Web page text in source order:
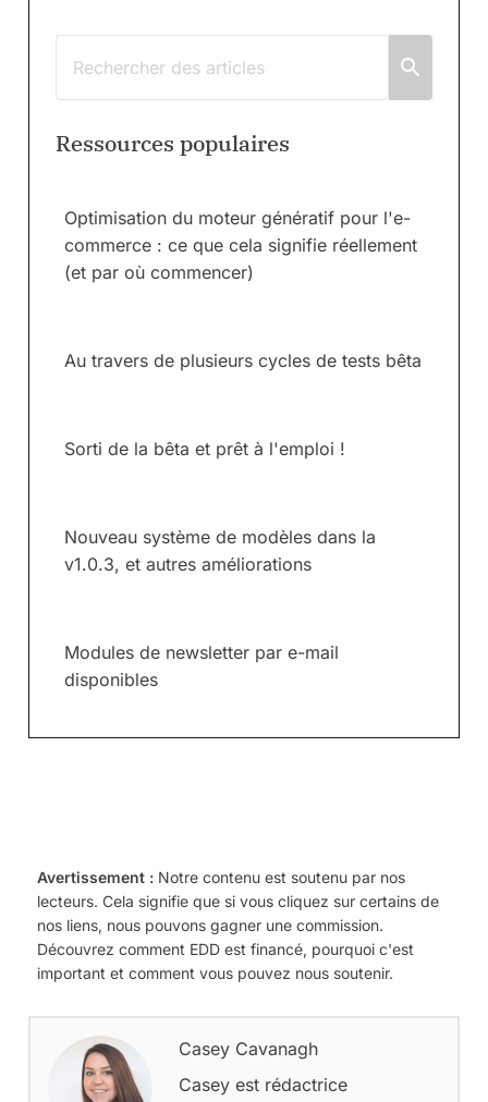
Ressources populaires
Optimisation du moteur génératif pour l'e-
commerce : ce que cela signifie réellement
(et par où commencer)
Au travers de plusieurs cycles de tests bêta
Sorti de la bêta et prêt à l'emploi !
Nouveau système de modèles dans la
v1.0.3, et autres améliorations
Modules de newsletter par e-mail
disponibles
Avertissement : Notre contenu est soutenu par nos
lecteurs. Cela signifie que si vous cliquez sur certains de
nos liens, nous pouvons gagner une commission.
Découvrez comment EDD est financé, pourquoi c'est
important et comment vous pouvez nous soutenir.
Casey Cavanagh
Casey est rédactrice